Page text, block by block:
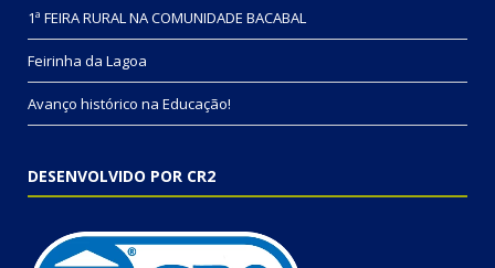
1ª FEIRA RURAL NA COMUNIDADE BACABAL
Feirinha da Lagoa
Avanço histórico na Educação!
DESENVOLVIDO POR CR2